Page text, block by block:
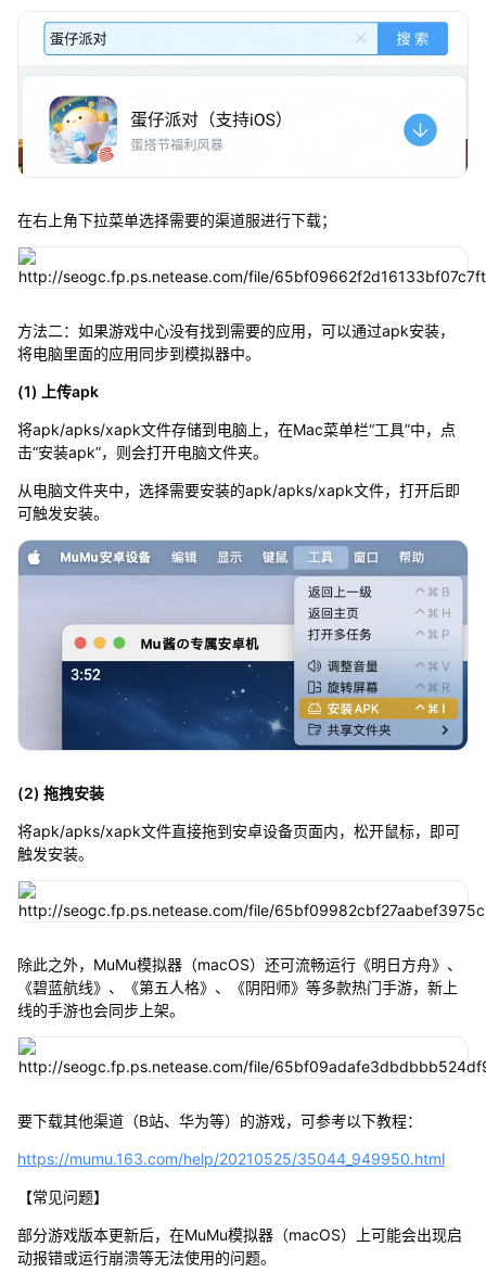
在右上角下拉菜单选择需要的渠道服进行下载；
方法二：如果游戏中心没有找到需要的应用，可以通过apk安装，
将电脑里面的应用同步到模拟器中。
(1) 上传apk
将apk/apks/xapk文件存储到电脑上，在Mac菜单栏“工具”中，点
击“安装apk”，则会打开电脑文件夹。
从电脑文件夹中，选择需要安装的apk/apks/xapk文件，打开后即
可触发安装。
(2) 拖拽安装
将apk/apks/xapk文件直接拖到安卓设备页面内，松开鼠标，即可
触发安装。
除此之外，MuMu模拟器（macOS）还可流畅运行《明日方舟》、
《碧蓝航线》、《第五人格》、《阴阳师》等多款热门手游，新上
线的手游也会同步上架。
要下载其他渠道（B站、华为等）的游戏，可参考以下教程：
https://mumu.163.com/help/20210525/35044_949950.html
【常见问题】
部分游戏版本更新后，在MuMu模拟器（macOS）上可能会出现启
动报错或运行崩溃等无法使用的问题。